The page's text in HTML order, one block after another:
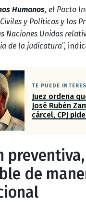
Humanos, el Pacto
y Políticos y los
Naciones Unidas
de la judicatura”,
TE PUEDE
Juez ordena
José Rubén
cárcel, CPJ
preventiva,
de